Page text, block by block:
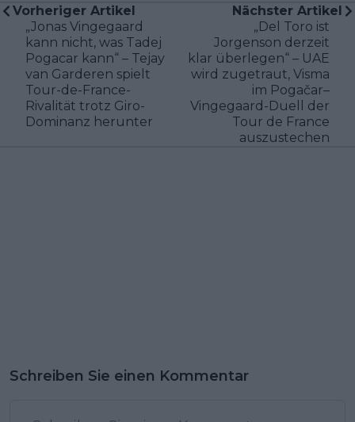
Vorheriger Artikel
„Jonas Vingegaard
kann nicht, was Tadej
Pogacar kann“ – Tejay
van Garderen spielt
Tour-de-France-
Rivalität trotz Giro-
Dominanz herunter
Nächster Artikel
„Del Toro ist
Jorgenson derzeit
klar überlegen“ – UAE
wird zugetraut, Visma
im Pogačar–
Vingegaard-Duell der
Tour de France
auszustechen
Schreiben Sie einen Kommentar